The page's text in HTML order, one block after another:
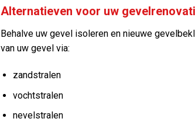
Alternatieven voor uw
Behalve uw gevel isoleren en nieuwe
van uw gevel via:
zandstralen
vochtstralen
nevelstralen